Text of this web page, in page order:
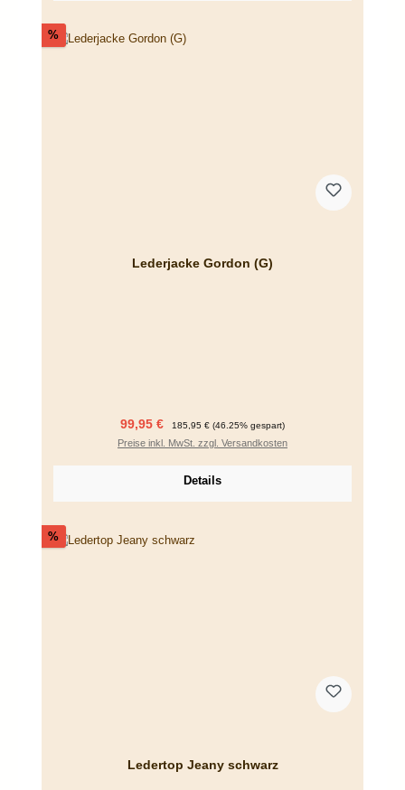
%Rabatt
Lederjacke Gordon (G)
Verkaufspreis:
99,95 € Regulärer Preis:
185,95 € (46.25% gespart)
Preise inkl. MwSt. zzgl. Versandkosten
Details
%Rabatt
Ledertop Jeany schwarz